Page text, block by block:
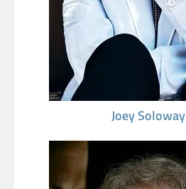
Joey Soloway